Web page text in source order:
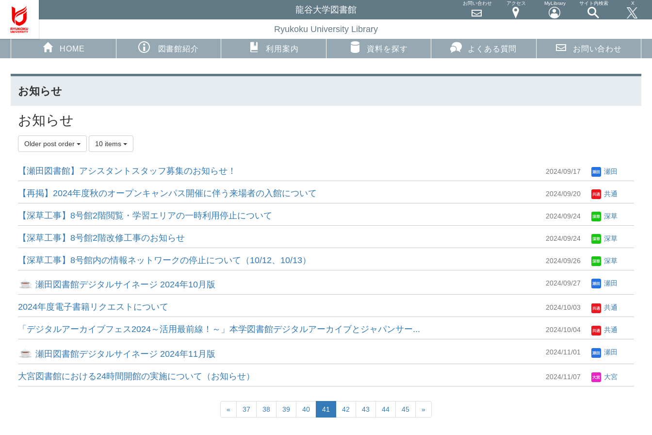
龍谷大学図書館
Ryukoku University Library
お問い合わせ アクセス MyLibrary サイト内検索 X
HOME 図書館紹介 利用案内 資料を探す よくある質問 お問い合わせ
お知らせ
お知らせ
Older post order 10 items
【瀬田図書館】アシスタントスタッフ募集のお知らせ！ 2024/09/17 瀬田
【再掲】2024年度秋のオープンキャンパス開催に伴う来場者の入館について 2024/09/20 共通
【深草工事】8号館2階閲覧・学習エリアの一時利用停止について 2024/09/24 深草
【深草工事】8号館2階改修工事のお知らせ 2024/09/24 深草
【深草工事】8号館内の情報ネットワークの停⽌について（10/12、10/13） 2024/09/26 深草
瀬田図書館デジタルサイネージ 2024年10月版 2024/09/27 瀬田
2024年度電子書籍リクエストについて 2024/10/03 共通
「デジタルアーカイブフェス2024～活用最前線！～」本学図書館デジタルアーカイブとジャパンサー... 2024/10/04 共通
瀬田図書館デジタルサイネージ 2024年11月版 2024/11/01 瀬田
大宮図書館における24時間開館の実施について（お知らせ） 2024/11/07 大宮
« 37 38 39 40 41 42 43 44 45 »